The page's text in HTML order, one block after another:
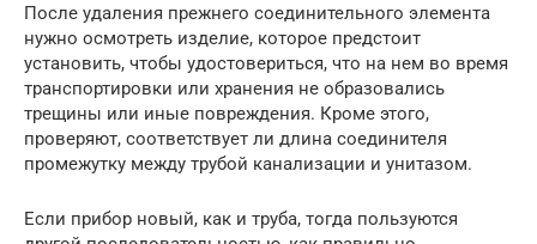
После удаления прежнего соединительного элемента
нужно осмотреть изделие, которое предстоит
установить, чтобы удостовериться, что на нем во время
транспортировки или хранения не образовались
трещины или иные повреждения. Кроме этого,
проверяют, соответствует ли длина соединителя
промежутку между трубой канализации и унитазом.
Если прибор новый, как и труба, тогда пользуются